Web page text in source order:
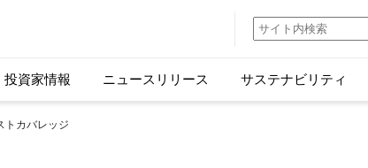
投資家情報 ニュースリリース サステナビリティ
トカバレッジ